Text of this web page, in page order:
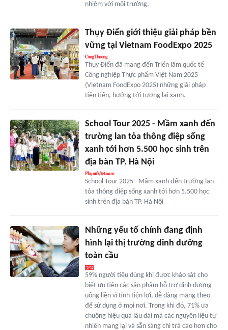
nhiệm với môi trường.
Thụy Điển giới thiệu giải pháp bền
vững tại Vietnam FoodExpo 2025
Thụy Điển đã mang đến Triển lãm quốc tế
Công nghiệp Thực phẩm Việt Nam 2025
(Vietnam FoodExpo 2025) những giải pháp
tiên tiến, hướng tới tương lai xanh.
School Tour 2025 - Mầm xanh đến
trường lan tỏa thông điệp sống
xanh tới hơn 5.500 học sinh trên
địa bàn TP. Hà Nội
School Tour 2025 - Mầm xanh đến trường lan
tỏa thông điệp sống xanh tới hơn 5.500 học
sinh trên địa bàn TP. Hà Nội
Những yếu tố chính đang định
hình lại thị trường dinh dưỡng
toàn cầu
59% người tiêu dùng khi được khảo sát cho
biết ưu tiên các sản phẩm hỗ trợ dinh dưỡng
uống liền vì tính tiện lợi, dễ dàng mang theo
để sử dụng ở mọi nơi. Trong khi đó, 71% ưa
chuộng hiệu quả lâu dài mà các nguyên liệu tự
nhiên mang lại và sẵn sàng chi trả cao hơn cho